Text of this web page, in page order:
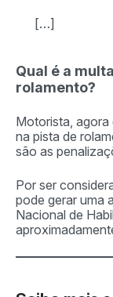
[…]
Qual é a
rolamento?
Motorista, agora
na pista de
são as
Por ser
pode gerar uma
Nacional de